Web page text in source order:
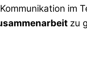
im
zu